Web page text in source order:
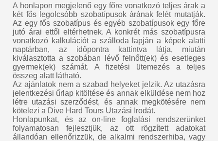
A honlapon megjelenő egy főre vonatkozó teljes árak a
két fős legolcsóbb szobatípusok árának felét mutatják.
Az egy fős szobatípus és egyéb szobatípusok egy főre
jutó árai ettől eltérhetnek. A konkrét más szobatípusra
vonatkozó kalkulációt a szálloda lapján a képek alatti
naptárban, az időpontra kattintva látja, miután
kiválasztotta a szobában lévő felnőtt(ek) és esetleges
gyermek(ek) számát. A fizetési ütemezés a teljes
összeg alatt látható.
Az ajánlatok nem a szabad helyeket jelzik. Az utazásra
jelentkezési űrlap kitöltése és annak elküldése nem hoz
létre utazási szerződést, és annak megkötésére nem
kötelezi a Dive Hard Tours Utazási Irodát.
Honlapunkat, és az on-line foglalási rendszerünket
folyamatosan fejlesztjük, az ott rögzített adatokat
állandóan ellenőrizzük, de alkalmi rendszerhiba, vagy